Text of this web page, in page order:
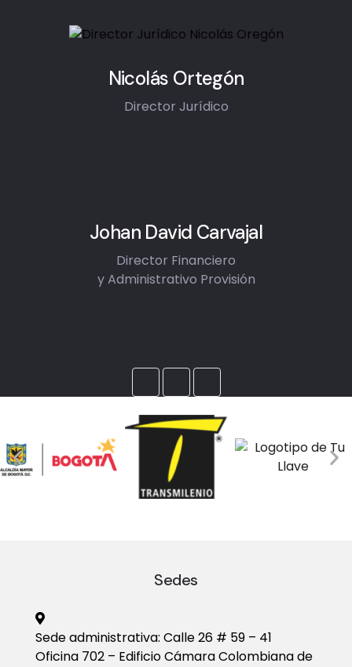
Nicolás Ortegón
Director Jurídico
Johan David Carvajal
Director Financiero
y Administrativo Provisión
Sedes
Sede administrativa: Calle 26 # 59 – 41
Oficina 702 – Edificio Cámara Colombiana de